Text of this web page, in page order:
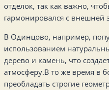
отделок, так как важно,
гармонировался с внешней
В Одинцово, например,
использованием
дерево и камень, что
атмосферу.В то же время в
преобладать строгие